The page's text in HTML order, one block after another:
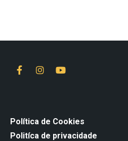
Política de Cookies
Politíca de privacidade